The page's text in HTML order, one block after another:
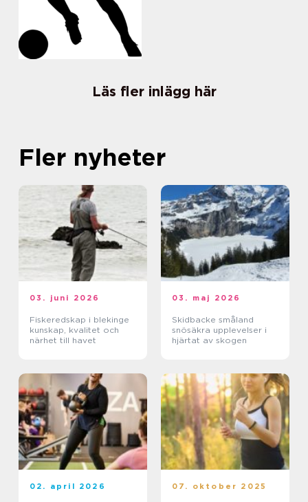
Läs fler inlägg här
Fler nyheter
03. juni 2026
Fiskeredskap i blekinge
kunskap, kvalitet och
närhet till havet
03. maj 2026
Skidbacke småland
snösäkra upplevelser i
hjärtat av skogen
02. april 2026 07. oktober 2025